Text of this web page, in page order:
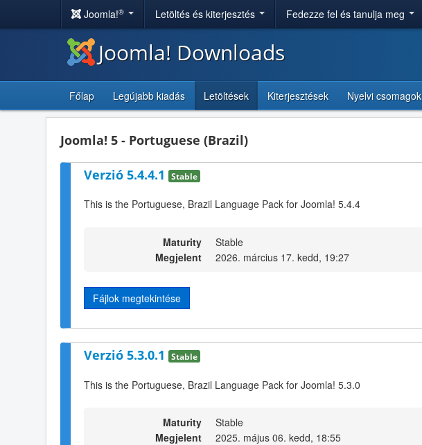
Joomla!® Letöltés és kiterjesztés Fedezze fel és tanulja meg
Joomla! Downloads
Főlap Legújabb kiadás Letöltések Kiterjesztések Nyelvi csomagok
Joomla! 5 - Portuguese (Brazil)
Verzió 5.4.4.1 Stable
This is the Portuguese, Brazil Language Pack for Joomla! 5.4.4
Maturity
Stable
Megjelent
2026. március 17. kedd, 19:27
Fájlok megtekintése
Verzió 5.3.0.1 Stable
This is the Portuguese, Brazil Language Pack for Joomla! 5.3.0
Maturity
Stable
Megjelent
2025. május 06. kedd, 18:55